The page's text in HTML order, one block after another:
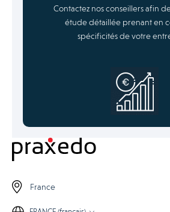
Contactez nos conseillers afin
étude détaillée prenant en
spécificités de votre
France